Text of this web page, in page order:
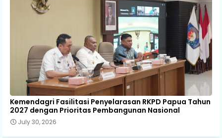
Kemendagri Fasilitasi Penyelarasan RKPD Papua Tahun
2027 dengan Prioritas Pembangunan Nasional
July 30, 2026